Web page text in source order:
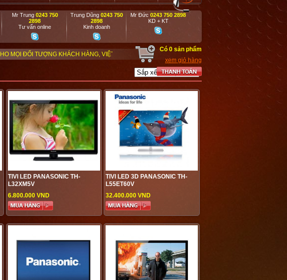
Mr Trung 0243 750
2898
Tư vấn online
Trung Dũng 0243 750
2898
Kinh doanh
Mr Đức0243 750 2898
KD + KT
KHÁCH HÀNG, VIỆT HƯNG ĐẶC BIỆT ƯU ĐÃI VÀ HỢP TÁC HIỆU QUẢ VỚI CÁC DOANH
Có 0 sản phẩm
xem giỏ hàng
TIVI LED PANASONIC TH-
L32XM5V
6.800.000 VND
TIVI LED 3D PANASONIC TH-
L55ET60V
32.400.000 VND